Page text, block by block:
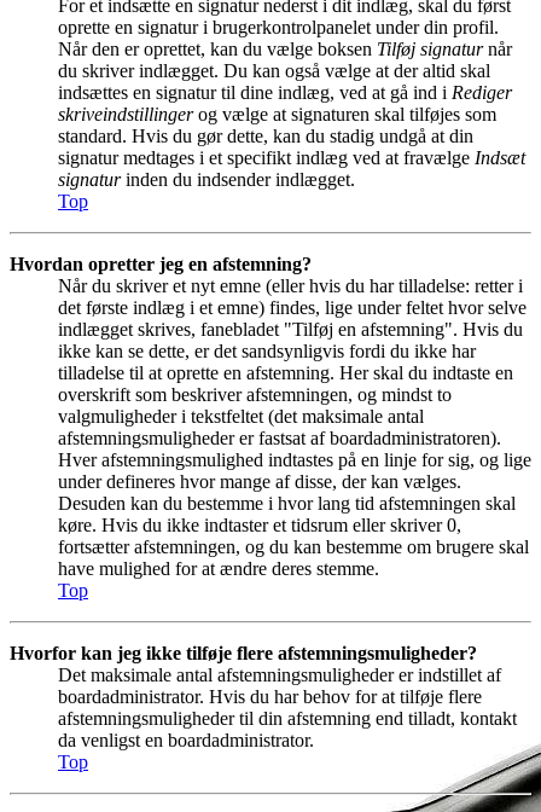
For et indsætte en signatur nederst i dit indlæg, skal du først
oprette en signatur i brugerkontrolpanelet under din profil.
Når den er oprettet, kan du vælge boksen Tilføj signaturnår
du skriver indlægget. Du kan også vælge at der altid skal
indsættes en signatur til dine indlæg, ved at gå ind i Rediger
skriveindstillingerog vælge at signaturen skal tilføjes som
standard. Hvis du gør dette, kan du stadig undgå at din
signatur medtages i et specifikt indlæg ved at fravælge Indsæt
signaturinden du indsender indlægget.
Top
Hvordan opretter jeg en afstemning?
Når du skriver et nyt emne (eller hvis du har tilladelse: retter i
det første indlæg i et emne) findes, lige under feltet hvor selve
indlægget skrives, fanebladet "Tilføj en afstemning". Hvis du
ikke kan se dette, er det sandsynligvis fordi du ikke har
tilladelse til at oprette en afstemning. Her skal du indtaste en
overskrift som beskriver afstemningen, og mindst to
valgmuligheder i tekstfeltet (det maksimale antal
afstemningsmuligheder er fastsat af boardadministratoren).
Hver afstemningsmulighed indtastes på en linje for sig, og lige
under defineres hvor mange af disse, der kan vælges.
Desuden kan du bestemme i hvor lang tid afstemningen skal
køre. Hvis du ikke indtaster et tidsrum eller skriver 0,
fortsætter afstemningen, og du kan bestemme om brugere skal
have mulighed for at ændre deres stemme.
Top
Hvorfor kan jeg ikke tilføje flere afstemningsmuligheder?
Det maksimale antal afstemningsmuligheder er indstillet af
boardadministrator. Hvis du har behov for at tilføje flere
afstemningsmuligheder til din afstemning end tilladt, kontakt
da venligst en boardadministrator.
Top